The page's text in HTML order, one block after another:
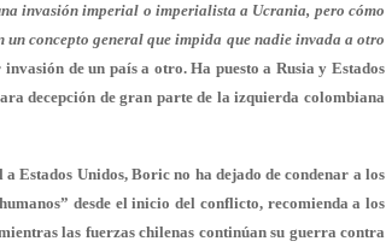
invasión imperial o imperialista a Ucrania, pero cómo
concepto general que impida que nadie invada a otro
de un país a otro. Ha puesto a Rusia y Estados
decepción de gran parte de la izquierda colombiana
Estados Unidos, Boric no ha dejado de condenar a los
desde el inicio del conflicto, recomienda a los
las fuerzas chilenas continúan su guerra contra